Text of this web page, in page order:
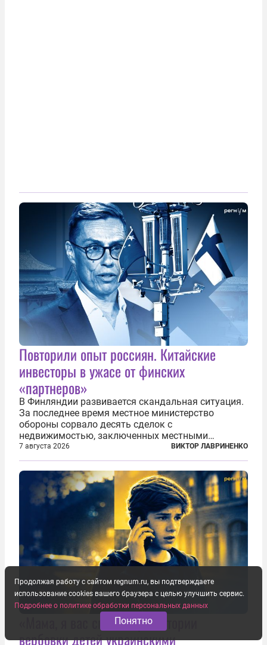
Повторили опыт россиян. Китайские
инвесторы в ужасе от финских
«партнеров»
В Финляндии развивается скандальная ситуация.
За последнее время местное министерство
обороны сорвало десять сделок с
недвижимостью, заключенных местными
фирмами с китайским капиталом. Чиновники
заявили, что они могли заключаться с целью
создания в Финляндии шпионской сети, чтобы
следить за...
7 августа 2026 ВИКТОР ЛАВРИНЕНКО
«Мама, я вас спас!»: три истории
вербовки детей украинскими
Продолжая работу с сайтом regnum.ru, вы подтверждаете
использование cookies вашего браузера с целью улучшить сервис.
Подробнее о политике обработки персональных данных
Понятно